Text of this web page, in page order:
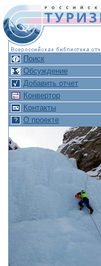
Поиск
Обсуждение
Добавить отчет
Конвертор
Контакты
О проекте